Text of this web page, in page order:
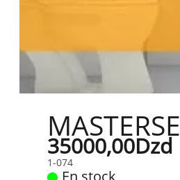
35000,00Dzd
1-074
En stock